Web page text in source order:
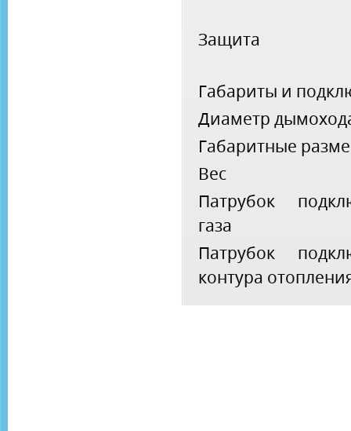
Защита
Габариты и
Диаметр
Габаритные
Вес
Патрубок
газа
Патрубок
контура